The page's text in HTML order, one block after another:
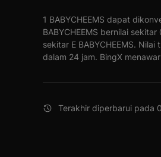
1 BABYCHEEMS dapat
BABYCHEEMS bernilai
sekitar E BABYCHEEMS.
dalam 24 jam. BingX
Terakhir diperbarui pada